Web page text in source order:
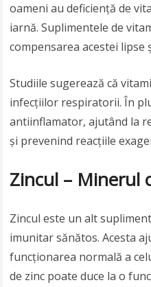
oameni au deficiență de
iarnă. Suplimentele de
compensarea acestei
Studiile sugerează că
infecțiilor respiratorii. În
antiinflamator, ajutând la
și prevenind reacțiile
Zincul – Minerul
Zincul este un alt
imunitar sănătos. Acesta
funcționarea normală a
de zinc poate duce la o